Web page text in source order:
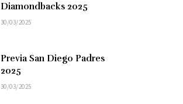
Diamondbacks 2025
30/03/2025
Previa San Diego Padres
2025
30/03/2025